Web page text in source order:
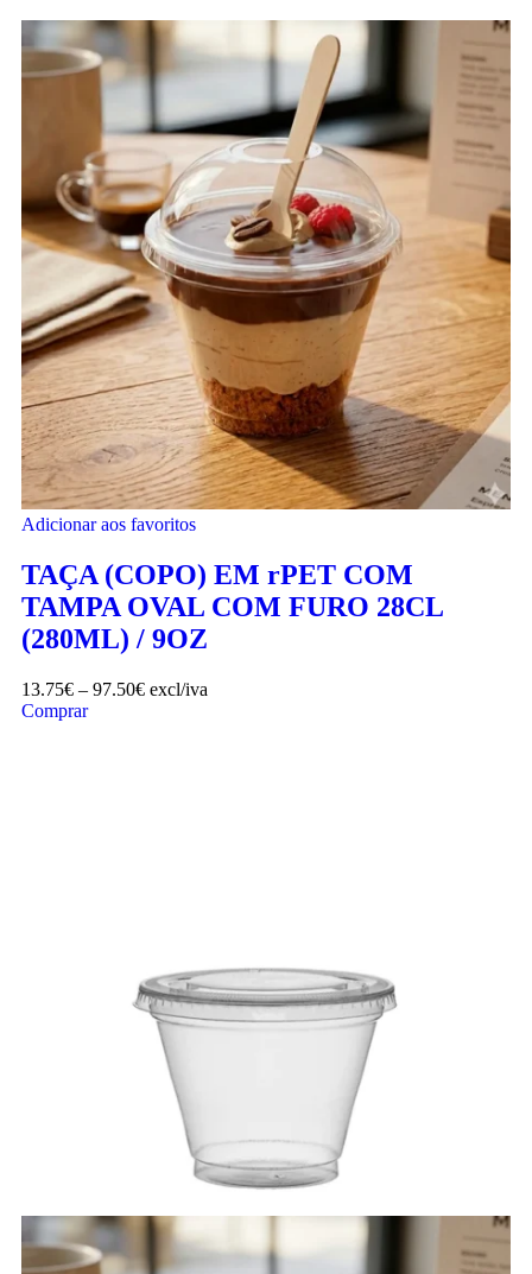
Adicionar aos favoritos
TAÇA (COPO) EM rPET COM
TAMPA OVAL COM FURO 28CL
(280ML) / 9OZ
13.75€ – 97.50€ excl/iva
Comprar